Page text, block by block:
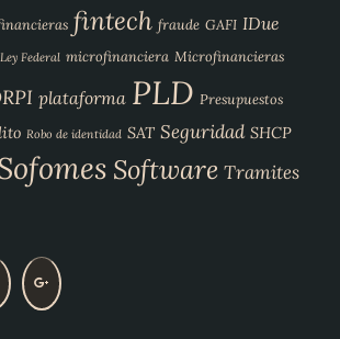
fintech fraude GAFI IDue
Ley Federal microfinanciera Microfinancieras
plataforma PLD Presupuestos
Robo de identidad SAT Seguridad SHCP
Software Tramites
V